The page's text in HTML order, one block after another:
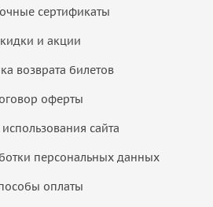
сертификаты
и акции
возврата билетов
оферты
сайта
персональных данных
оплаты